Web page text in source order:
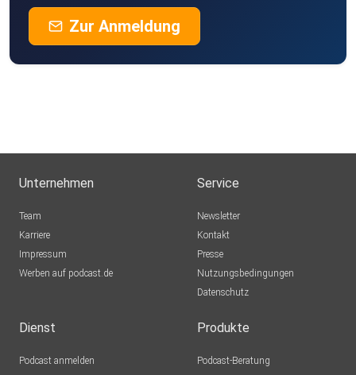
Zur Anmeldung
Unternehmen
Team
Karriere
Impressum
Werben auf podcast.de
Service
Newsletter
Kontakt
Presse
Nutzungsbedingungen
Datenschutz
Dienst
Podcast anmelden
Produkte
Podcast-Beratung